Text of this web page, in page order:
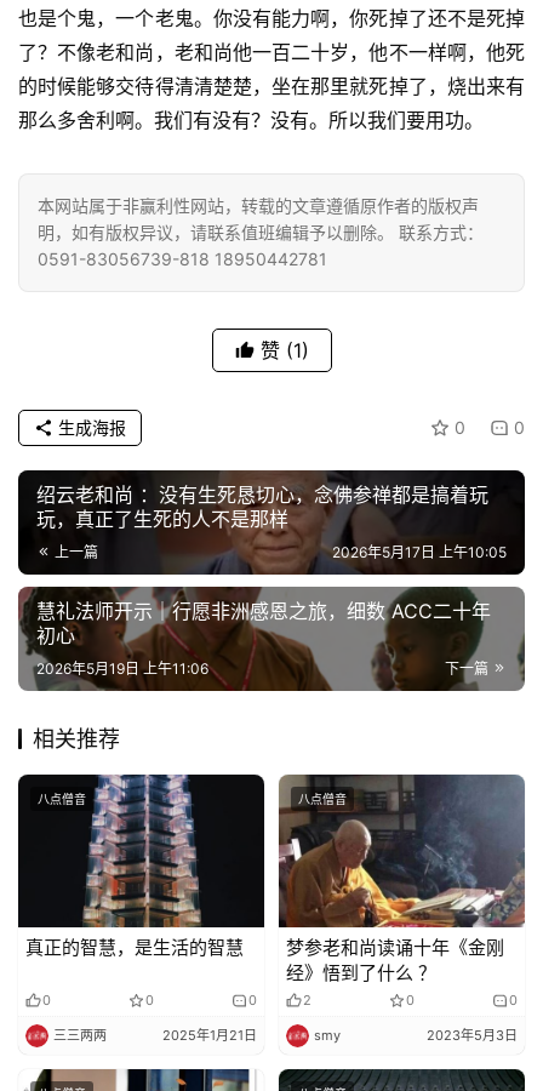
益
慈
善
教
人
物
寺
视
频
纪
录
佛
教
术
政
免
声
明
登录 注册
也是个鬼，一个老鬼。你没有能力啊，你死掉了还不是死掉
了？不像老和尚，老和尚他一百二十岁，他不一样啊，他死
的时候能够交待得清清楚楚，坐在那里就死掉了，烧出来有
那么多舍利啊。我们有没有？没有。所以我们要用功。
本网站属于非赢利性网站，转载的文章遵循原作者的版权声
明，如有版权异议，请联系值班编辑予以删除。 联系方式：
0591-83056739-818 18950442781
赞 (1)
0 0
生成海报
绍云老和尚 ：没有生死恳切心，念佛参禅都是搞着玩
玩，真正了生死的人不是那样
上一篇 2026年5月17日 上午10:05
慧礼法师开示｜行愿非洲感恩之旅，细数 ACC二十年
初心
下一篇
2026年5月19日 上午11:06
相关推荐
八点僧音
真正的智慧，是生活的智慧
0 0 0
三三两两 2025年1月21日
八点僧音
梦参老和尚读诵十年《金刚
经》悟到了什么 ？
2 0 0
smy 2023年5月3日